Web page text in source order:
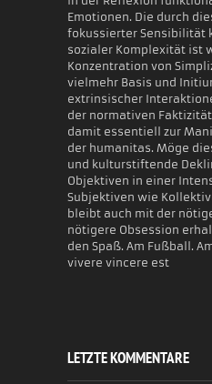
Emotionen. Die durch
fokussierter Sensibilität
sozialer Komplexität ist
Konzentration von
vielmehr Basis und
extrinsischer
der normativen
damit essentiell zur
der humanitas. Möge
und kulturstiftende
Objektiven in einer
Subjektiven wie
bleibt auch mit der
nötigere Obsession
den Spaß. Am Fußball.
vivere vincere est
LETZTE KOMMENTARE